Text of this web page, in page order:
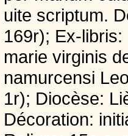
uite scriptum.
169r); Ex-
marie virginis
namurcensi
1r); Diocèse:
Décoration: